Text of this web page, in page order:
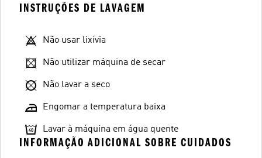
INSTRUÇÕES DE LAVAGEM
Não usar lixívia
Não utilizar máquina de secar
Não lavar a seco
Engomar a temperatura baixa
Lavar à máquina em água quente
INFORMAÇÃO ADICIONAL SOBRE CUIDADOS